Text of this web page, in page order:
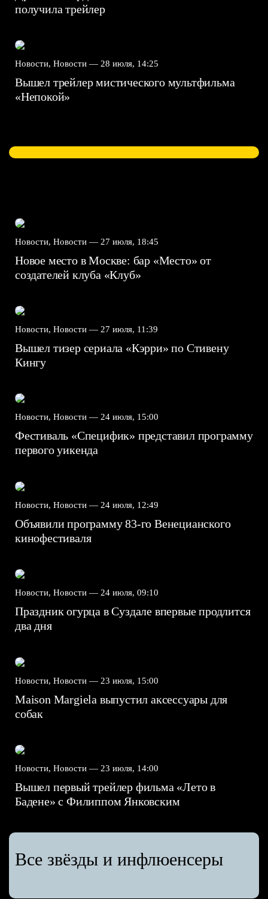
получила трейлер
Новости, Новости — 28 июля, 14:25
Вышел трейлер мистического мультфильма
«Непокой»
Новости, Новости — 27 июля, 18:45
Новое место в Москве: бар «Место» от
создателей клуба «Клуб»
Новости, Новости — 27 июля, 11:39
Вышел тизер сериала «Кэрри» по Стивену
Кингу
Новости, Новости — 24 июля, 15:00
Фестиваль «Специфик» представил программу
первого уикенда
Новости, Новости — 24 июля, 12:49
Объявили программу 83-го Венецианского
кинофестиваля
Новости, Новости — 24 июля, 09:10
Праздник огурца в Суздале впервые продлится
два дня
Новости, Новости — 23 июля, 15:00
Maison Margiela выпустил аксессуары для
собак
Новости, Новости — 23 июля, 14:00
Вышел первый трейлер фильма «Лето в
Бадене» с Филиппом Янковским
Все звёзды и инфлюенсеры